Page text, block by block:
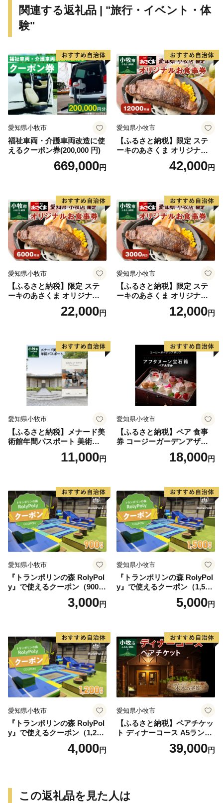
施設も年々充実しています。
力ある食文化などにより、近年、観光地としての人気も
高まっています。
関連する返礼品 | "旅行・イベント・体
験"
愛知県小牧市
福祉車両・介護車両改造に使
えるクーポン券(200,000 円)
669,000円
愛知県小牧市
【ふるさと納税】限定 ステ
ーキのあさくま オリジナル
お食事券 12000円 お好きなメ
ニュー 好きなだけ コーンス
県 小牧店 小牧市 チケット 送
料無料
42,000円
愛知県小牧市
【ふるさと納税】限定 ステ
ーキのあさくま オリジナル
お食事券 6000円 お好きなメ
ニュー 好きなだけ コーンス
県 小牧店 小牧市 チケット 送
料無料
22,000円
愛知県小牧市
【ふるさと納税】限定 ステ
ーキのあさくま オリジナル
お食事券 3000円 お好きなメ
ニュー 好きなだけ コーンス
県 小牧店 小牧市 チケット 送
12,000円
愛知県小牧市
【ふるさと納税】メナード美
術館年間パスポート 美術館
11,000円
愛知県小牧市
【ふるさと納税】ペア 食事
券 コージーガーデンアザレ
ア アフタヌーン宝石箱 ホテ
ル特製 デザート 6種類 サン
ティー チケット 券 2名様分
お祝 誕生日 記念日 名鉄小牧
ホテル 愛知県 小牧市 送料無
料
18,000円
愛知県小牧市
『トランポリンの森 RolyPol
y』で使えるクーポン（900
3,000円
愛知県小牧市
『トランポリンの森 RolyPol
y』で使えるクーポン（1,500
5,000円
愛知県小牧市
『トランポリンの森 RolyPol
y』で使えるクーポン（1,200
4,000円
愛知県小牧市
【ふるさと納税】ペアチケッ
ト ディナーコース A5ランク
飛騨牛 コース 記念日 お誕生
日 特別な日 完全個室 ノンア
県 小牧市 送料無料
39,000円
この返礼品を見た人は